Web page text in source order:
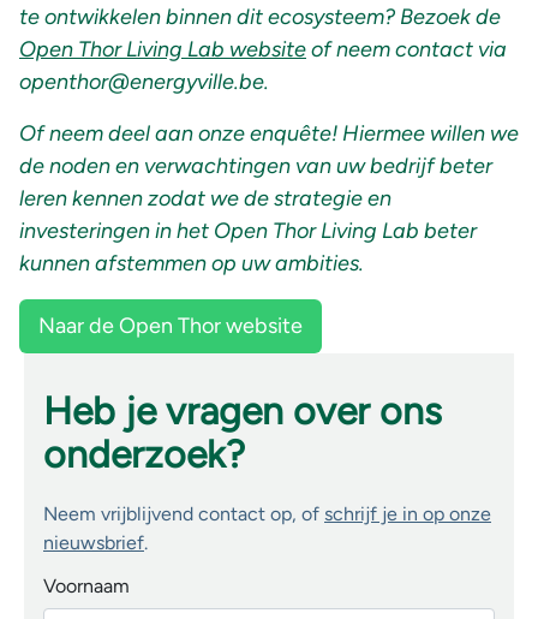
te ontwikkelen binnen dit ecosysteem? Bezoek de
Open Thor Living Lab websiteof neem contact via
openthor@energyville.be.
Of neem deel aan onze enquête! Hiermee willen we
de noden en verwachtingen van uw bedrijf beter
leren kennen zodat we de strategie en
investeringen in het Open Thor Living Lab beter
kunnen afstemmen op uw ambities.
Naar de Open Thor website
Heb je vragen over ons
onderzoek?
Neem vrijblijvend contact op, of schrijf je in op onze
nieuwsbrief.
Voornaam